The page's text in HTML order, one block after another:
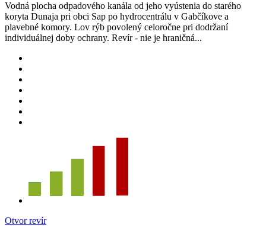
Vodná plocha odpadového kanála od jeho vyústenia do starého
koryta Dunaja pri obci Sap po hydrocentrálu v Gabčíkove a
plavebné komory. Lov rýb povolený celoročne pri dodržaní
individuálnej doby ochrany. Revír - nie je hraničná...
Otvor revír